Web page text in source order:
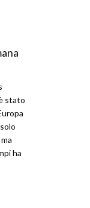
stato
ha